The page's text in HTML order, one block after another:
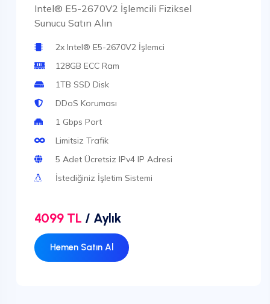
Intel® E5-2670V2 İşlemcili Fiziksel
Sunucu Satın Alın
2x Intel® E5-2670V2 İşlemci
128GB ECC Ram
1TB SSD Disk
DDoS Koruması
1 Gbps Port
Limitsiz Trafik
5 Adet Ücretsiz IPv4 IP Adresi
İstediğiniz İşletim Sistemi
Hemen Satın Al
4099 TL / Aylık